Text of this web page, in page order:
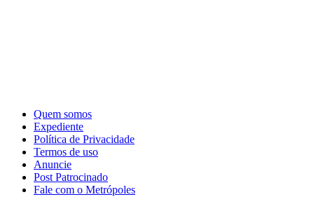
Quem somos
Expediente
Política de Privacidade
Termos de uso
Anuncie
Post Patrocinado
Fale com o Metrópoles